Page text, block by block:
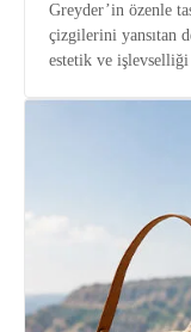
Greyder’in özenle
çizgilerini yansıtan
estetik ve işlevselliği